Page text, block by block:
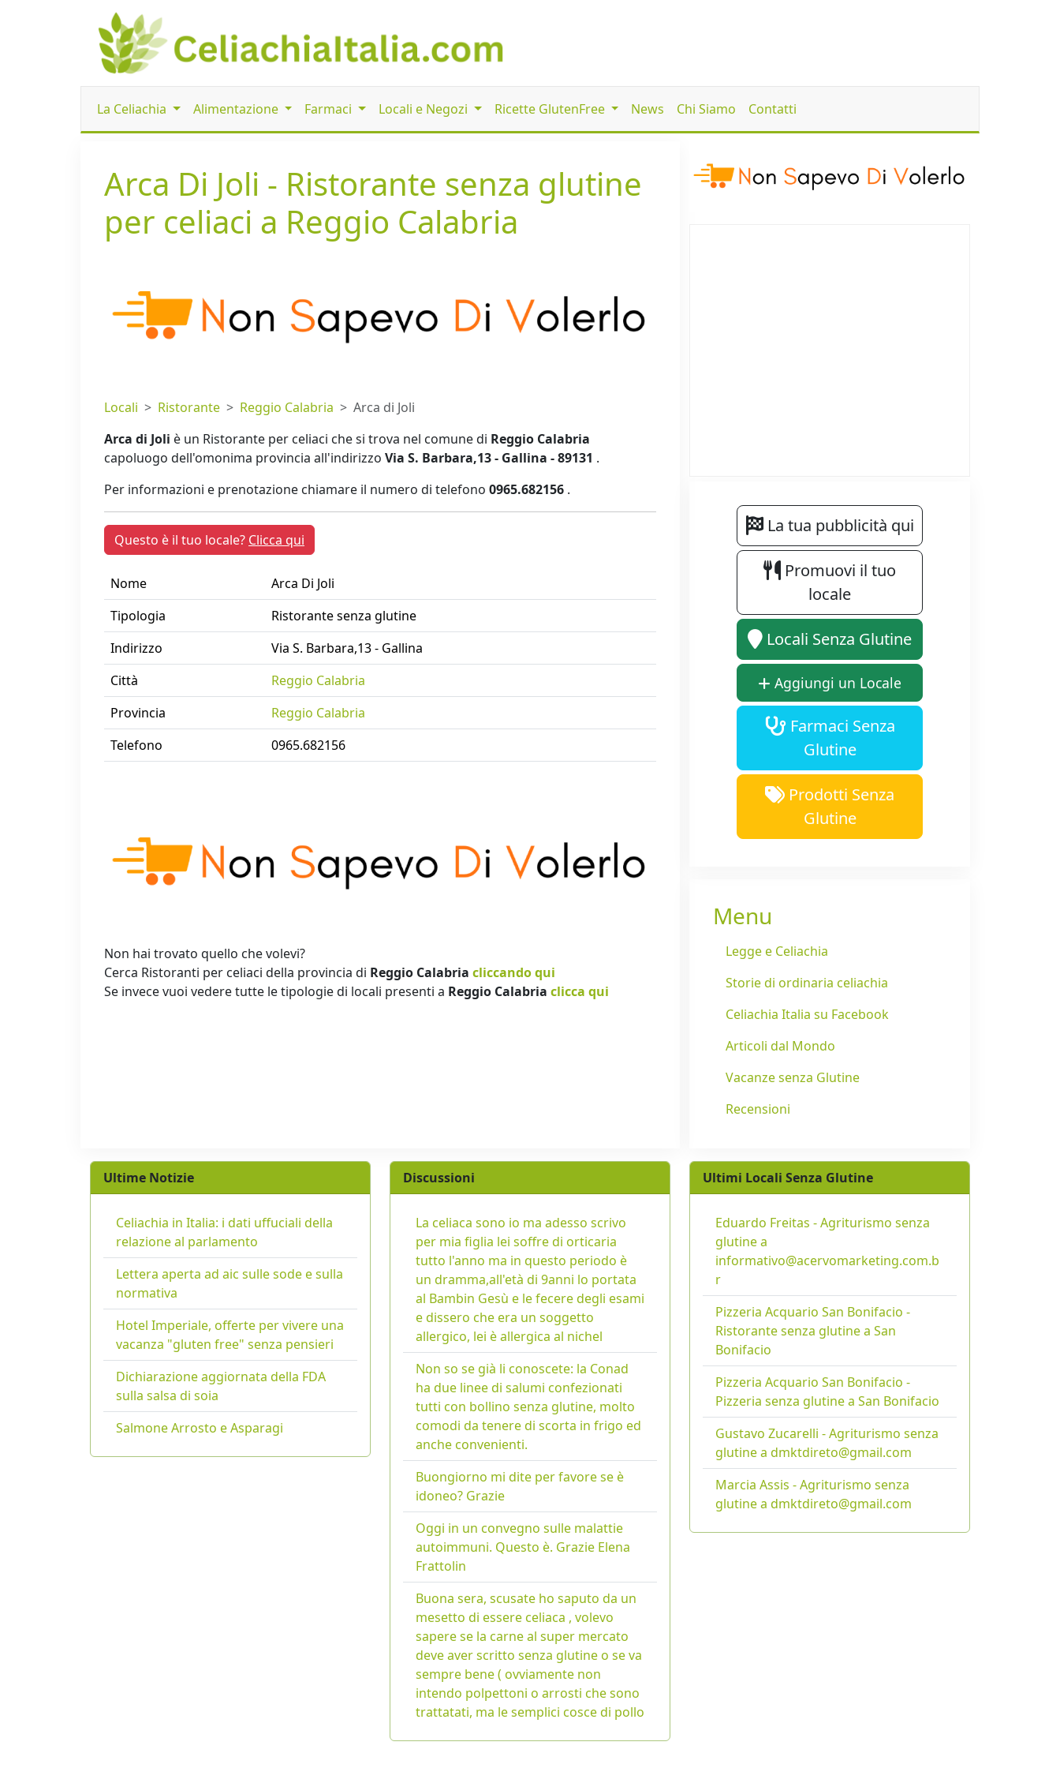
La Celiachia Alimentazione Farmaci Locali e Negozi Ricette GlutenFree News Chi Siamo Contatti
Arca Di Joli - Ristorante senza glutine
per celiaci a Reggio Calabria
Locali Ristorante Reggio Calabria
Arca di Joli
Arca di Joli è un Ristorante per celiaci che si trova nel comune di Reggio Calabria
capoluogo dell'omonima provincia all'indirizzo Via S. Barbara,13 - Gallina - 89131 .
Per informazioni e prenotazione chiamare il numero di telefono 0965.682156 .
Questo è il tuo locale? Clicca qui
Nome
Arca Di Joli
Tipologia
Ristorante senza glutine
Indirizzo
Via S. Barbara,13 - Gallina
Città
Reggio Calabria
Provincia
Reggio Calabria
Telefono
0965.682156
Non hai trovato quello che volevi?
Cerca Ristoranti per celiaci della provincia di Reggio Calabria cliccando qui
Se invece vuoi vedere tutte le tipologie di locali presenti a Reggio Calabria clicca qui
La tua pubblicità qui
Promuovi il tuo
locale
Locali Senza Glutine
Aggiungi un Locale
Farmaci Senza
Glutine
Prodotti Senza
Glutine
Menu
Legge e Celiachia
Storie di ordinaria celiachia
Celiachia Italia su Facebook
Articoli dal Mondo
Vacanze senza Glutine
Recensioni
Ultime Notizie
Celiachia in Italia: i dati uffuciali della
relazione al parlamento
Lettera aperta ad aic sulle sode e sulla
normativa
Hotel Imperiale, offerte per vivere una
vacanza "gluten free" senza pensieri
Dichiarazione aggiornata della FDA
sulla salsa di soia
Salmone Arrosto e Asparagi
Discussioni
La celiaca sono io ma adesso scrivo
per mia figlia lei soffre di orticaria
tutto l'anno ma in questo periodo è
un dramma,all'età di 9anni lo portata
al Bambin Gesù e le fecere degli esami
e dissero che era un soggetto
allergico, lei è allergica al nichel
Non so se già li conoscete: la Conad
ha due linee di salumi confezionati
tutti con bollino senza glutine, molto
comodi da tenere di scorta in frigo ed
anche convenienti.
Buongiorno mi dite per favore se è
idoneo? Grazie
Oggi in un convegno sulle malattie
autoimmuni. Questo è. Grazie Elena
Frattolin
Buona sera, scusate ho saputo da un
mesetto di essere celiaca , volevo
sapere se la carne al super mercato
deve aver scritto senza glutine o se va
sempre bene ( ovviamente non
intendo polpettoni o arrosti che sono
trattatati, ma le semplici cosce di pollo
Ultimi Locali Senza Glutine
Eduardo Freitas - Agriturismo senza
glutine a
informativo@acervomarketing.com.b
r
Pizzeria Acquario San Bonifacio -
Ristorante senza glutine a San
Bonifacio
Pizzeria Acquario San Bonifacio -
Pizzeria senza glutine a San Bonifacio
Gustavo Zucarelli - Agriturismo senza
glutine a dmktdireto@gmail.com
Marcia Assis - Agriturismo senza
glutine a dmktdireto@gmail.com